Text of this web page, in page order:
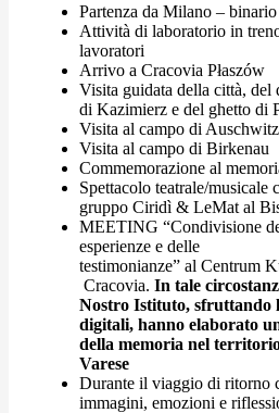
Partenza da Milano –
Attività di laboratorio in
lavoratori
Arrivo a Cracovia Płaszów
Visita guidata della città, del
di Kazimierz e del ghetto di
Visita al campo di Auschwitz
Visita al campo di Birkenau
Commemorazione al
Spettacolo teatrale/musicale
gruppo Ciridì & LeMat al
MEETING “Condivisione
esperienze e delle
testimonianze” al Centrum
Cracovia. In tale
Nostro Istituto, sfruttando
digitali, hanno elaborato
della memoria nel
Varese
Durante il viaggio di ritorno
immagini, emozioni e